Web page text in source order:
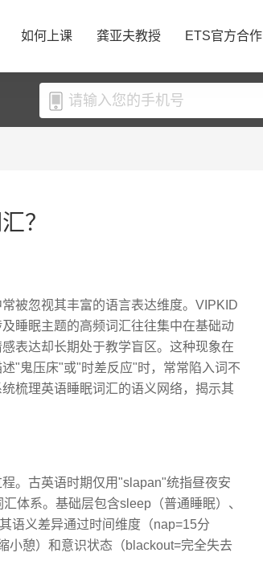
如何上课 龚亚夫教授 ETS官方合作
？
被忽视其丰富的语言表达维度。VIPKID
睡眠主题的高频词汇往往集中在基础动
表达却长期处于教学盲区。这种现象在
"鬼压床"或"时差反应"时，常常陷入词不
梳理英语睡眠词汇的语义网络，揭示其
。古英语时期仅用"slapan"统指昼夜安
体系。基础层包含sleep（普通睡眠）、
语义差异通过时间维度（nap=15分
小憩）和意识状态（blackout=完全失去